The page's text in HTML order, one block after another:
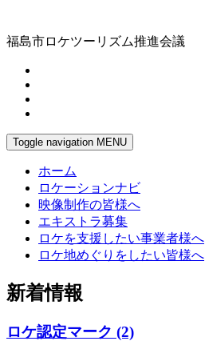
福島市ロケツーリズム推進会議
Toggle navigation MENU
ホーム
ロケーションナビ
映像制作の皆様へ
エキストラ募集
ロケを支援したい事業者様へ
ロケ地めぐりをしたい皆様へ
新着情報
ロケ認定マーク (2)